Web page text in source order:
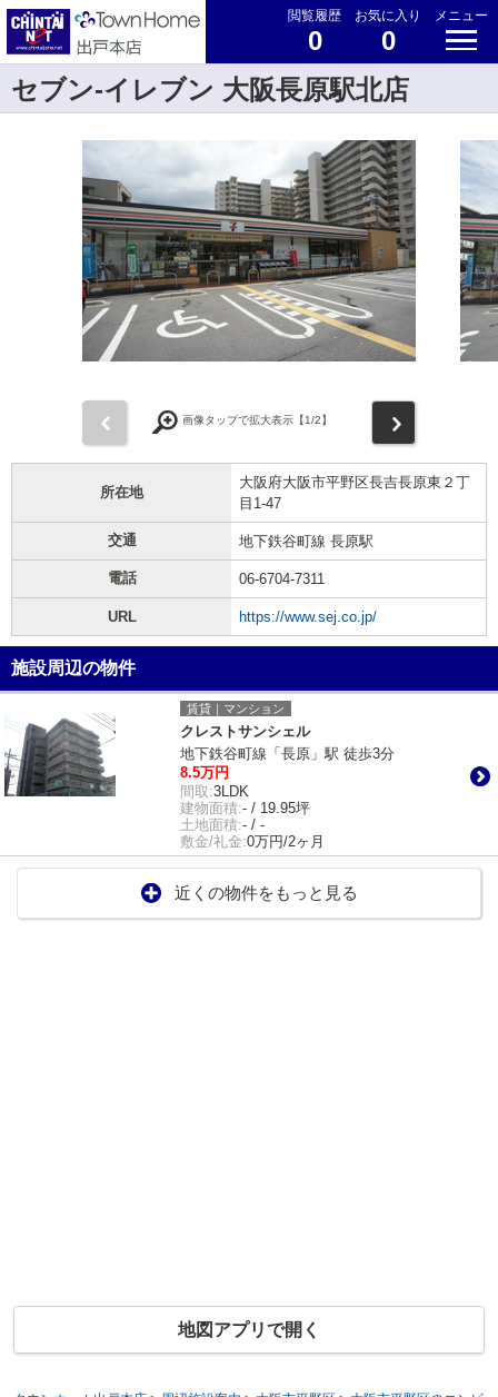
閲覧履歴
0
お気に入り
0
メニュー
セブン-イレブン 大阪長原駅北店
画像タップで拡大表示【1/2】
所在地
大阪府大阪市平野区長吉長原東２丁
目1-47
交通 地下鉄谷町線 長原駅
電話 06-6704-7311
URL https://www.sej.co.jp/
施設周辺の物件
賃貸｜マンション
クレストサンシェル
地下鉄谷町線「長原」駅 徒歩3分
8.5万円
間取:3LDK
建物面積:- / 19.95坪
土地面積:- / -
敷金/礼金:0万円/2ヶ月
近くの物件をもっと見る
地図アプリで開く